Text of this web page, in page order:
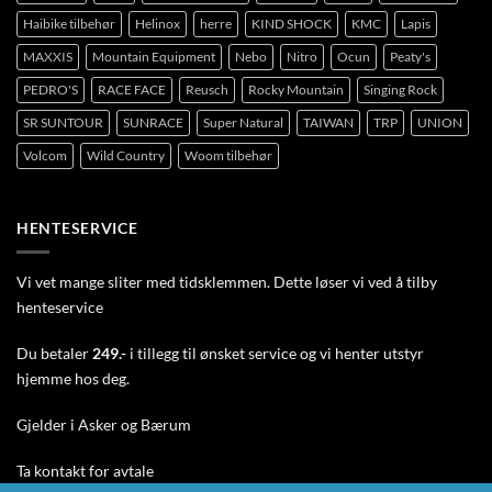
Haibike tilbehør Helinox herre KIND SHOCK KMC Lapis
MAXXIS Mountain Equipment Nebo Nitro Ocun Peaty's
PEDRO'S RACE FACE Reusch Rocky Mountain Singing Rock
SR SUNTOUR SUNRACE Super Natural TAIWAN TRP UNION
Volcom Wild Country Woom tilbehør
HENTESERVICE
Vi vet mange sliter med tidsklemmen. Dette løser vi ved å tilby
henteservice
Du betaler 249.- i tillegg til ønsket service og vi henter utstyr
hjemme hos deg.
Gjelder i Asker og Bærum
Ta kontaktfor avtale